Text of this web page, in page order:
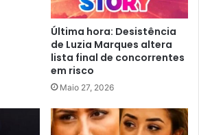
Última hora: Desistência
de Luzia Marques altera
lista final de concorrentes
em risco
Maio 27, 2026